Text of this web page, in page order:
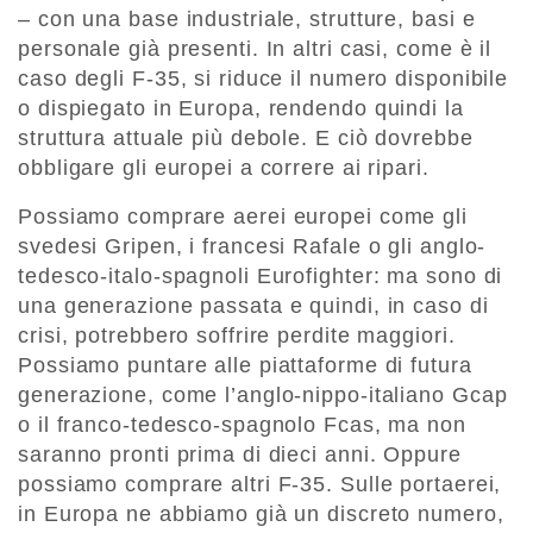
– con una base industriale, strutture, basi e
personale già presenti. In altri casi, come è il
caso degli F-35, si riduce il numero disponibile
o dispiegato in Europa, rendendo quindi la
struttura attuale più debole. E ciò dovrebbe
obbligare gli europei a correre ai ripari.
Possiamo comprare aerei europei come gli
svedesi Gripen, i francesi Rafale o gli anglo-
tedesco-italo-spagnoli Eurofighter: ma sono di
una generazione passata e quindi, in caso di
crisi, potrebbero soffrire perdite maggiori.
Possiamo puntare alle piattaforme di futura
generazione, come l’anglo-nippo-italiano Gcap
o il franco-tedesco-spagnolo Fcas, ma non
saranno pronti prima di dieci anni. Oppure
possiamo comprare altri F-35. Sulle portaerei,
in Europa ne abbiamo già un discreto numero,